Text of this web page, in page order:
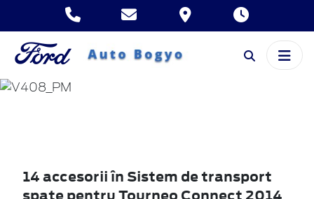
TOURNEO
CONNECT
14 accesorii în Sistem de transport
spate pentru Tourneo Connect 2014